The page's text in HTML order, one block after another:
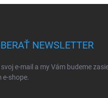
NEWSLETTER
e-mail a my Vám budeme
e-shope.